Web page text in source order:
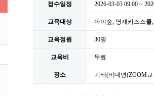
접수일정 2026-03-03 09:00 ~
교육대상 아이숲, 영재키즈스
교육정원 30명
교육비 무료
장소 기타(비대면(ZOOM